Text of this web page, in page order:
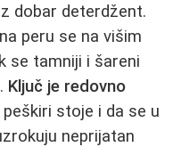
dobar deterdžent.
peru se na višim
se tamniji i šareni
Ključ je redovno
stoje i da se u
neprijatan